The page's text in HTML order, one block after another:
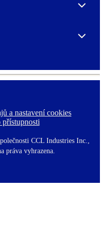
Expand
Expand
a nastavení cookies
přístupnosti
CCL Industries Inc.,
práva vyhrazena.